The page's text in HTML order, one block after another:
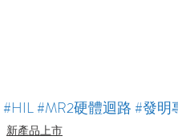
#HIL#MR2硬體迴路#發明
新產品上市